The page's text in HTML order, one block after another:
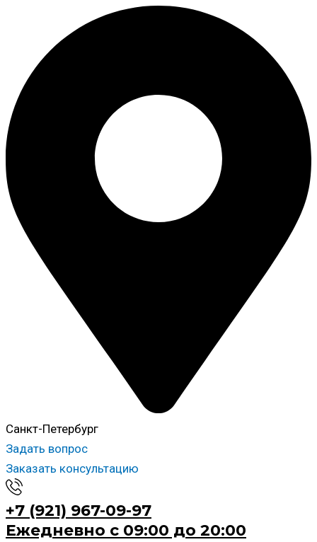
Санкт-Петербург
Задать вопрос
Заказать консультацию
+7 (921) 967-09-97
Ежедневно с 09:00 до 20:00